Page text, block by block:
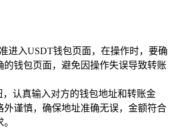
进入USDT钱包页面，在操作时，要确
的钱包页面，避免因操作失误导致转账
，认真输入对方的钱包地址和转账金
外谨慎，确保地址准确无误，金额符合